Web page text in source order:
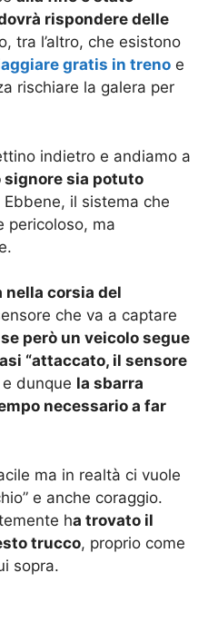
rispondere delle
tra l’altro, che esistono
gratis in treno e
rischiare la galera per
indietro e andiamo a
signore sia potuto
Ebbene, il sistema che
pericoloso, ma
nella corsia del
che va a captare
se però un veicolo segue
“attaccato, il sensore
e dunque la sbarra
necessario a far
ma in realtà ci vuole
e anche coraggio.
ha trovato il
trucco, proprio come
sopra.